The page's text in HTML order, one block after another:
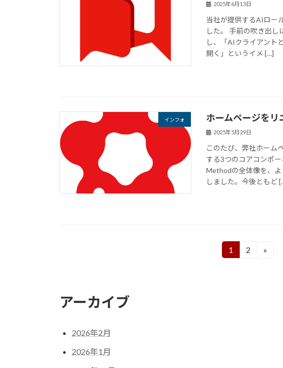
2025年6月13日
当社が提供するAIロー
した。 手前の吹き出し
し、「AIクライアント
開く」というイメ […]
インフォ ホームページをリ
2025年5月29日
このたび、弊社ホーム
する3つのコアコンポ
Methodの全体像を、
しました。今後ともど
ペ
ー
ジ
固
1
固
2 »
アーカイブ
2026年2月
2026年1月